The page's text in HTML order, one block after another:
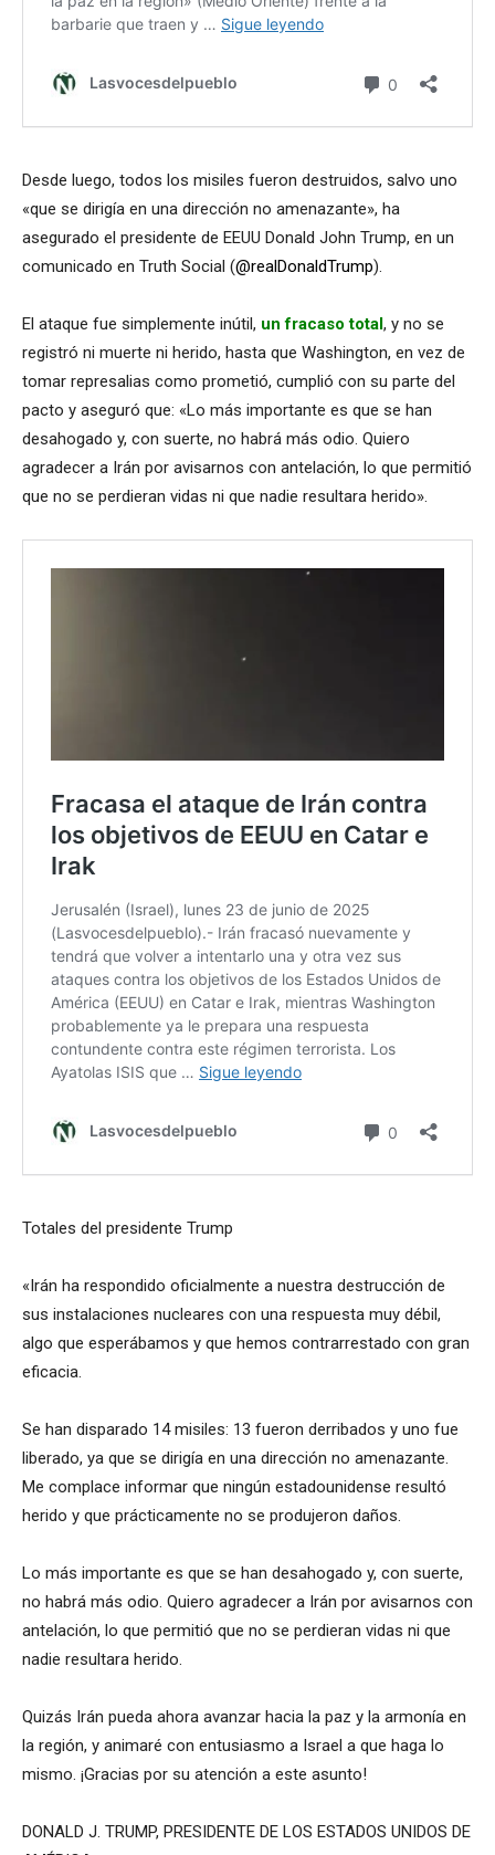
Desde luego, todos los misiles fueron destruidos, salvo uno
«que se dirigía en una dirección no amenazante», ha
asegurado el presidente de EEUU Donald John Trump, en un
comunicado en Truth Social (@realDonaldTrump).
El ataque fue simplemente inútil, un fracaso total, y no se
registró ni muerte ni herido, hasta que Washington, en vez de
tomar represalias como prometió, cumplió con su parte del
pacto y aseguró que: «Lo más importante es que se han
desahogado y, con suerte, no habrá más odio. Quiero
agradecer a Irán por avisarnos con antelación, lo que permitió
que no se perdieran vidas ni que nadie resultara herido».
Totales del presidente Trump
«Irán ha respondido oficialmente a nuestra destrucción de
sus instalaciones nucleares con una respuesta muy débil,
algo que esperábamos y que hemos contrarrestado con gran
eficacia.
Se han disparado 14 misiles: 13 fueron derribados y uno fue
liberado, ya que se dirigía en una dirección no amenazante.
Me complace informar que ningún estadounidense resultó
herido y que prácticamente no se produjeron daños.
Lo más importante es que se han desahogado y, con suerte,
no habrá más odio. Quiero agradecer a Irán por avisarnos con
antelación, lo que permitió que no se perdieran vidas ni que
nadie resultara herido.
Quizás Irán pueda ahora avanzar hacia la paz y la armonía en
la región, y animaré con entusiasmo a Israel a que haga lo
mismo. ¡Gracias por su atención a este asunto!
DONALD J. TRUMP, PRESIDENTE DE LOS ESTADOS UNIDOS DE